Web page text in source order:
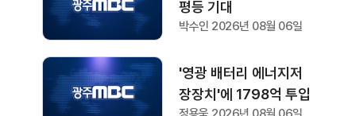
평등 기대
박수인 2026년 08월 06일
'영광 배터리 에너지저
장장치'에 1798억 투입